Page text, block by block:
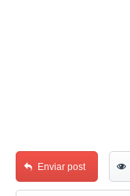
Enviar post